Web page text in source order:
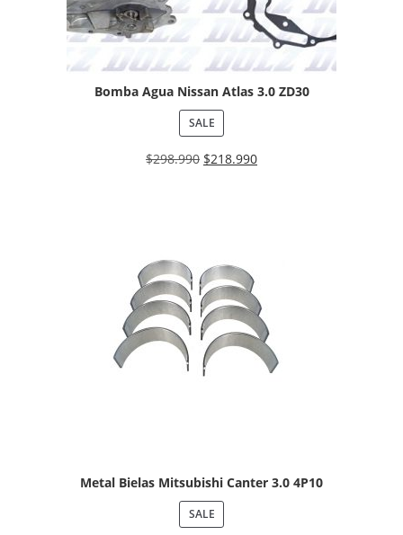
Bomba Agua Nissan Atlas 3.0 ZD30
SALE
$298.990 $218.990
Metal Bielas Mitsubishi Canter 3.0 4P10
SALE